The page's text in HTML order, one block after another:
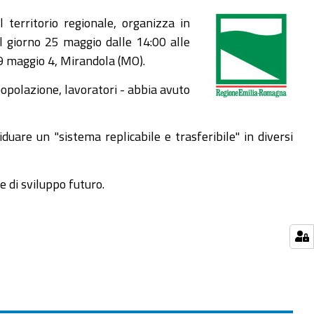
territorio regionale, organizza in
giorno 25 maggio dalle 14:00 alle
4, Mirandola (MO).
lavoratori - abbia avuto
un "sistema replicabile e trasferibile" in diversi
di sviluppo futuro.